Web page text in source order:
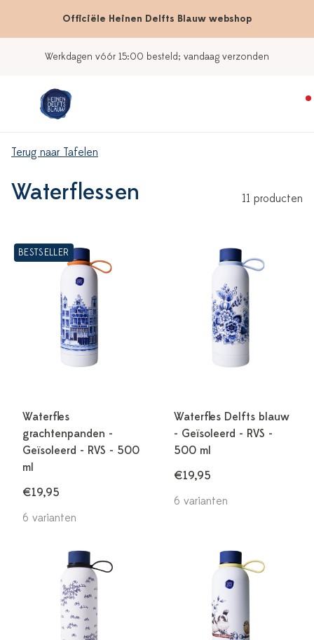
Officiële Heinen Delfts Blauw webshop
Werkdagen vóór 15:00 besteld; vandaag verzonden
Terug naar Tafelen
Waterflessen 11 producten
BESTSELLER
Waterfles
grachtenpanden -
Geïsoleerd - RVS - 500
ml
€19,95
6 varianten
Waterfles Delfts blauw
- Geïsoleerd - RVS -
500 ml
€19,95
6 varianten